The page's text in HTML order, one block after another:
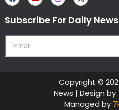
Subscribe For Daily
Copyright ©
News | Design by
Managed by